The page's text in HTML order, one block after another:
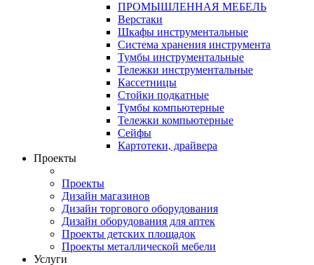
ПРОМЫШЛЕННАЯ МЕБЕЛЬ
Верстаки
Шкафы инструментальные
Система хранения инструмента
Тумбы инструментальные
Тележки инструментальные
Кассетницы
Стойки подкатные
Тумбы компьютерные
Тележки компьютерные
Сейфы
Картотеки, драйвера
Проекты
Проекты
Дизайн магазинов
Дизайн торгового оборудования
Дизайн оборудования для аптек
Проекты детских площадок
Проекты металлической мебели
Услуги